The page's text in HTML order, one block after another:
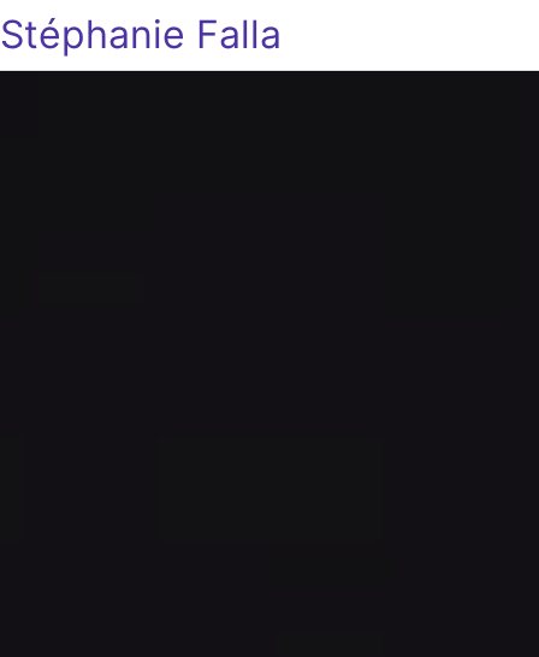
Stéphanie Falla